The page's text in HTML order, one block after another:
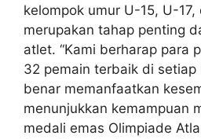
kelompok umur U-15, U-17,
merupakan tahap penting
atlet. “Kami berharap para
32 pemain terbaik di
benar memanfaatkan
menunjukkan kemampuan
medali emas Olimpiade